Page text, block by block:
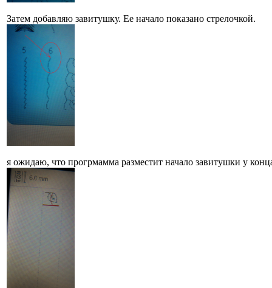
Затем добавляю завитушку. Ее начало показано стрелочкой.
я ожидаю, что прогрмамма разместит начало завитушки у